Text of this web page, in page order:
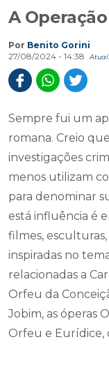
A
Por Benito Gorini
27/08/2024 - 14:38
Sempre fui um
romana. Creio
investigações
menos utilizam
para denominar
está influência é
filmes,
inspiradas no
relacionadas a
Orfeu da
Jobim, as óperas
Orfeu e Eurídice,